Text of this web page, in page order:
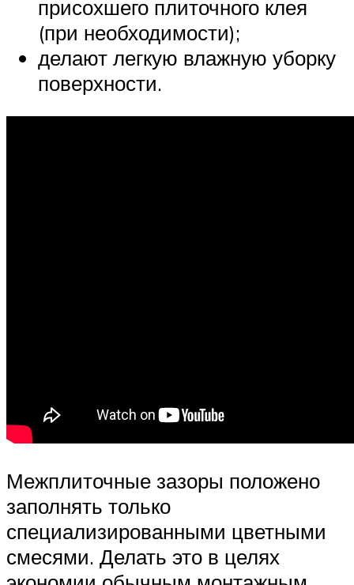
присохшего плиточного клея
(при необходимости);
делают легкую влажную уборку
поверхности.
Межплиточные зазоры положено
заполнять только
специализированными цветными
смесями. Делать это в целях